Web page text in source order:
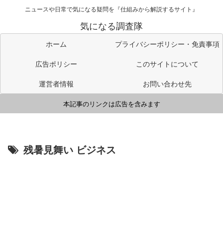
ニュースや日常で気になる疑問を『仕組みから解説するサイト』
気になる調査隊
ホーム
プライバシーポリシー・免責事項
広告ポリシー
このサイトについて
運営者情報
お問い合わせ先
本記事のリンクは広告を含みます
残暑見舞い ビジネス